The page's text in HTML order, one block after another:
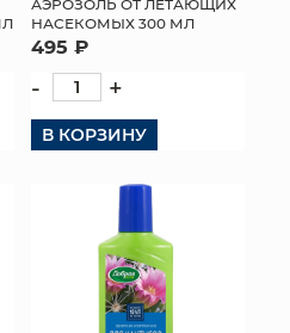
НАСЕКОМЫХ 300 МЛ
495 ₽
- +
В КОРЗИНУ